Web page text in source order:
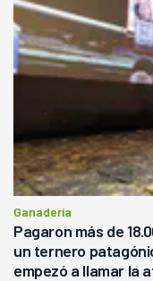
Ganadería
Pagaron más de
un ternero
empezó a llamar la